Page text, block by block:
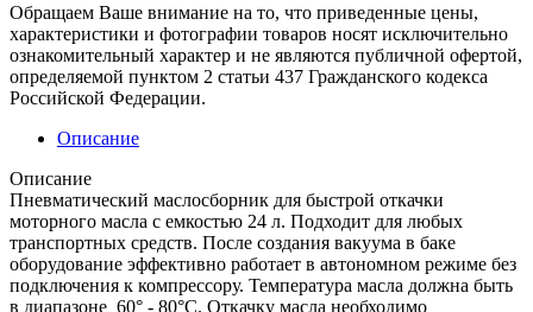
Обращаем Ваше внимание на то, что приведенные цены,
характеристики и фотографии товаров носят исключительно
ознакомительный характер и не являются публичной офертой,
определяемой пунктом 2 статьи 437 Гражданского кодекса
Российской Федерации.
Описание
Описание
Пневматический маслосборник для быстрой откачки
моторного масла с емкостью 24 л. Подходит для любых
транспортных средств. После создания вакуума в баке
оборудование эффективно работает в автономном режиме без
подключения к компрессору. Температура масла должна быть
в диапазоне 60° - 80°C. Откачку масла необходимо